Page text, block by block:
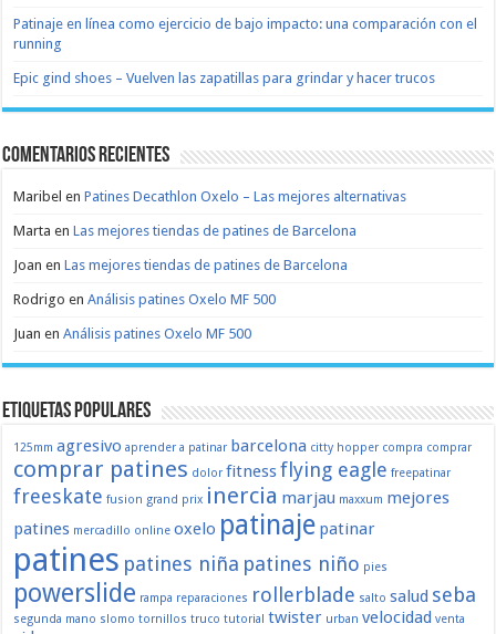
Patinaje en línea como ejercicio de bajo impacto: una comparación con el
running
Epic gind shoes – Vuelven las zapatillas para grindar y hacer trucos
Comentarios recientes
Maribel enPatines Decathlon Oxelo – Las mejores alternativas
Marta enLas mejores tiendas de patines de Barcelona
Joan enLas mejores tiendas de patines de Barcelona
Rodrigo enAnálisis patines Oxelo MF 500
Juan enAnálisis patines Oxelo MF 500
Etiquetas populares
125mm agresivo aprender a patinar barcelona citty hopper compra comprar
comprar patines dolor fitnessflying eagle freepatinar
freeskate fusion grand prix inercia marjau maxxum mejores
patines mercadillo online oxelo patinaje patinar
patines patines niña patines niño pies
powerslide rampa reparaciones rollerblade salto salud seba
segunda mano slomo tornillos truco tutorial twister urban velocidad venta